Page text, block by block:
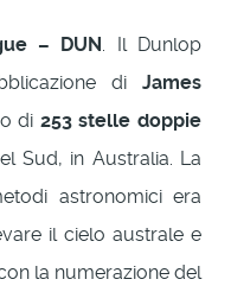
– DUN . Il Dunlop
di James
di 253 stelle doppie
Sud, in Australia. La
astronomici era
il cielo australe e
la numerazione del